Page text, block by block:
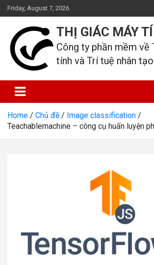
Skip
to
content
Friday, August 7, 2026
THỊ GIÁC MÁY
Công ty phần mềm về
tính và Trí tuệ nhân tạo
Home Chủ đề
Image classification
Teachablemachine – công cụ huấn luyện